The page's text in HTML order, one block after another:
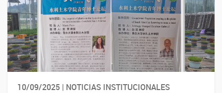
10/09/2025 | NOTICIAS INSTITUCIONALES